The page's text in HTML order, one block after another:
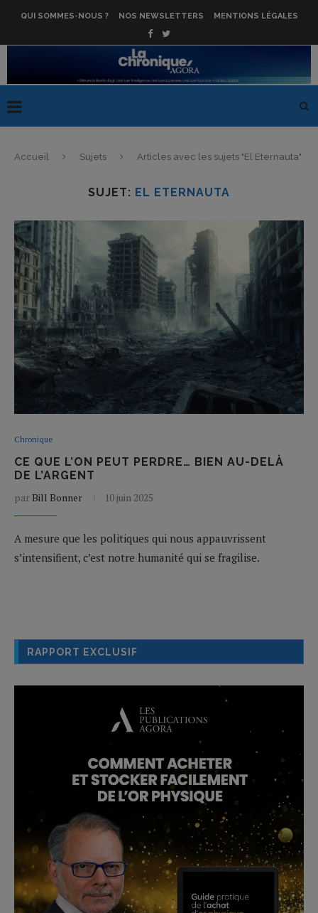
QUI SOMMES-NOUS ? NOS NEWSLETTERS MENTIONS LÉGALES
Accueil Sujets Articles avec les sujets "El Eternauta"
SUJET: EL ETERNAUTA
Chronique
CE QUE L’ON PEUT PERDRE… BIEN AU-DELÀ
DE L’ARGENT
par Bill Bonner 10 juin 2025
A mesure que les politiques qui nous appauvrissent
s’intensifient, c’est notre humanité qui se fragilise.
RAPPORT EXCLUSIF